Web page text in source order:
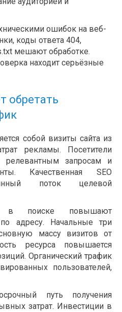
ошибок на веб-
коды ответа 404,
мешают обработке.
находит серьёзные
обретать
собой визиты сайта из
рекламы. Посетители
релевантным запросам и
Качественная SEO
поток целевой
в поиске повышают
адресу. Начальные три
массу визитов от
ресурса повышается
Органический трафик
пользователей,
путь получения
затрат. Инвестиции в